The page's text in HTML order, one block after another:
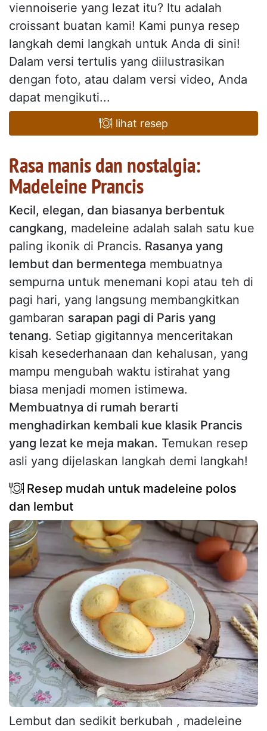
viennoiserie yang lezat itu? Itu adalah
croissant buatan kami! Kami punya resep
langkah demi langkah untuk Anda di sini!
Dalam versi tertulis yang diilustrasikan
dengan foto, atau dalam versi video, Anda
dapat mengikuti...
lihat resep
Rasa manis dan nostalgia:
Madeleine Prancis
Kecil, elegan, dan biasanya berbentuk
cangkang, madeleine adalah salah satu kue
paling ikonik di Prancis. Rasanya yang
lembut dan bermentega membuatnya
sempurna untuk menemani kopi atau teh di
pagi hari, yang langsung membangkitkan
gambaran sarapan pagi di Paris yang
tenang. Setiap gigitannya menceritakan
kisah kesederhanaan dan kehalusan, yang
mampu mengubah waktu istirahat yang
biasa menjadi momen istimewa.
Membuatnya di rumah berarti
menghadirkan kembali kue klasik Prancis
yang lezat ke meja makan. Temukan resep
asli yang dijelaskan langkah demi langkah!
Resep mudah untuk madeleine polos
dan lembut
Lembut dan sedikit berkubah , madeleine